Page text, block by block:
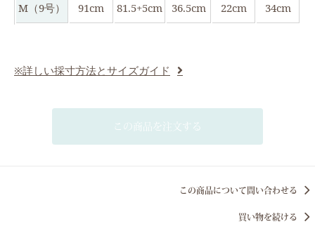
M（9号） 91cm 81.5+5cm 36.5cm 22cm 34cm
※詳しい採寸方法とサイズガイド
この商品を注文する
この商品について問い合わせる
買い物を続ける